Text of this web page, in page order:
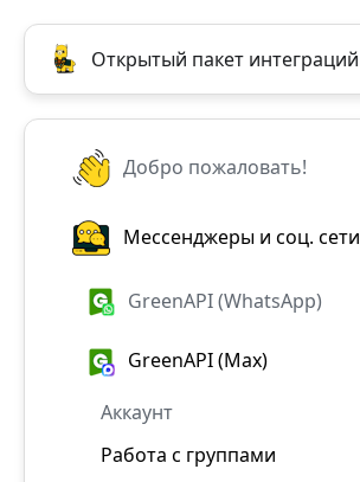
Открытый пакет интеграций
Добро пожаловать!
Мессенджеры и соц. сети
GreenAPI (WhatsApp)
GreenAPI (Max)
Аккаунт
Работа с группами